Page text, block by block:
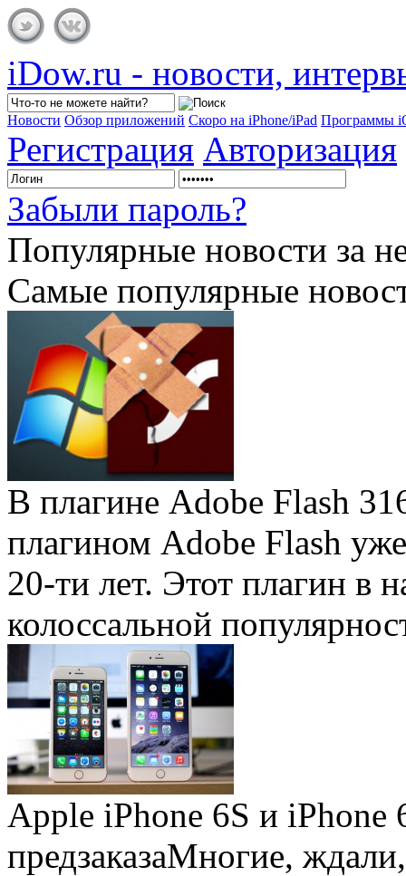
iDow.ru - новости,
Новости Обзор приложений Скоро на iPhone/iPad Программы
Регистрация Авторизация
Забыли пароль?
Популярные новости за
Самые популярные
В плагине Adobe Flash
плагином Adobe Flash
20-ти лет. Этот плагин в
колоссальной
Apple iPhone 6S и iPhone
предзаказаМногие, ждали,